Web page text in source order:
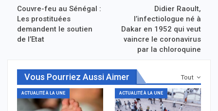
Couvre-feu au Sénégal :
Les prostituées
demandent le soutien
de l’Etat
Didier Raoult,
l’infectiologue né à
Dakar en 1952 qui veut
vaincre le coronavirus
par la chloroquine
Tout
Vous Pourriez Aussi Aimer
ACTUALITÉ À LA UNE ACTUALITÉ À LA UNE